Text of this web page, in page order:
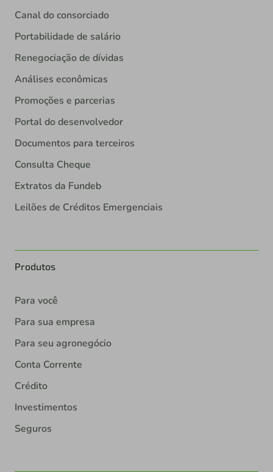
Canal do consorciado
Portabilidade de salário
Renegociação de dívidas
Análises econômicas
Promoções e parcerias
Portal do desenvolvedor
Documentos para terceiros
Consulta Cheque
Extratos da Fundeb
Leilões de Créditos Emergenciais
Produtos
Para você
Para sua empresa
Para seu agronegócio
Conta Corrente
Crédito
Investimentos
Seguros